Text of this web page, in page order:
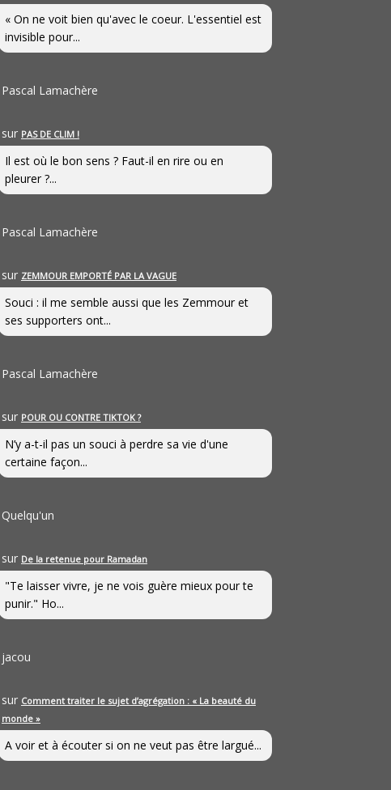
« On ne voit bien qu'avec le coeur. L'essentiel est
invisible pour...
Pascal Lamachère
sur PAS DE CLIM !
Il est où le bon sens ? Faut-il en rire ou en
pleurer ?...
Pascal Lamachère
sur ZEMMOUR EMPORTÉ PAR LA VAGUE
Souci : il me semble aussi que les Zemmour et
ses supporters ont...
Pascal Lamachère
sur POUR OU CONTRE TIKTOK ?
N’y a-t-il pas un souci à perdre sa vie d'une
certaine façon...
Quelqu'un
sur De la retenue pour Ramadan
"Te laisser vivre, je ne vois guère mieux pour te
punir." Ho...
jacou
sur Comment traiter le sujet d’agrégation : « La beauté du
monde »
A voir et à écouter si on ne veut pas être largué...